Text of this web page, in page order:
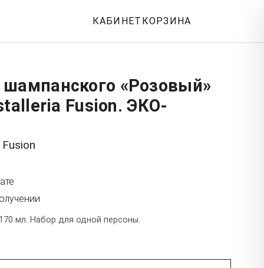
КАБИНЕТ КОРЗИНА
«Розовый»
Fusion. ЭКО-
мл. Набор для одной персоны.